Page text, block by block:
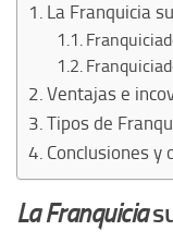
La Franquicia
Ventajas e
Tipos de
Conclusiones y
La Franquicia